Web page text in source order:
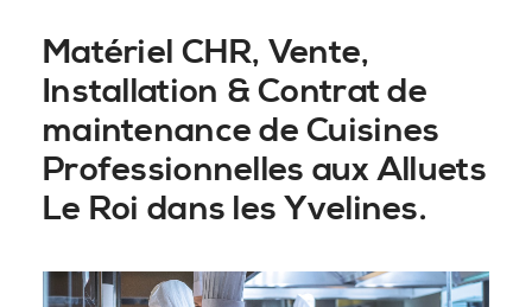
Matériel CHR, Vente,
Installation & Contrat de
maintenance de Cuisines
Professionnelles aux Alluets
Le Roi dans les Yvelines.